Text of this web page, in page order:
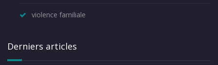
violence familiale
Derniers articles